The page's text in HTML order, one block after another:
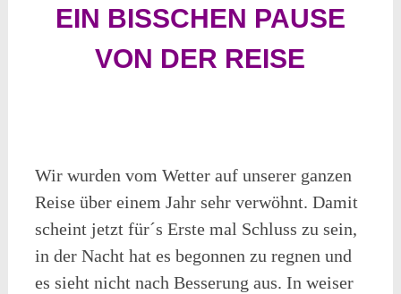
EIN BISSCHEN PAUSE
VON DER REISE
Wir wurden vom Wetter auf unserer ganzen
Reise über einem Jahr sehr verwöhnt. Damit
scheint jetzt für´s Erste mal Schluss zu sein,
in der Nacht hat es begonnen zu regnen und
es sieht nicht nach Besserung aus. In weiser